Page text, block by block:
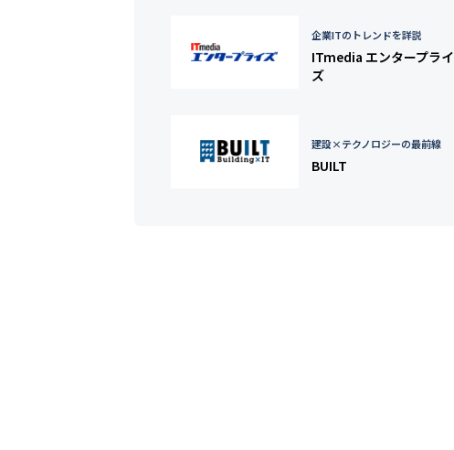
企業ITのトレンドを詳説
ITmedia エンタープライ
ズ
建設×テクノロジーの最前線
BUILT